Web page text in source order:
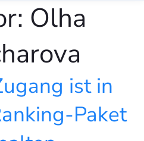
Olha
ist in
Paket